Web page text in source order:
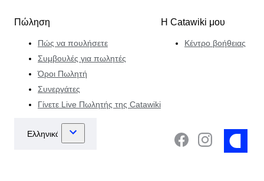
Πώληση
Πώς να πουλήσετε
Συμβουλές για πωλητές
Όροι Πωλητή
Συνεργάτες
Γίνετε Live Πωλητής της Catawiki
Η Catawiki μου
Κέντρο βοήθειας